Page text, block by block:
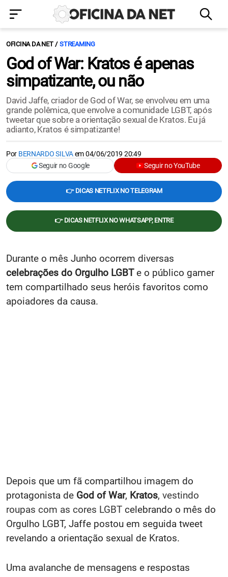
OFICINA DA NET STREAMING
God of War: Kratos é apenas
simpatizante, ou não
David Jaffe, criador de God of War, se envolveu em uma
grande polêmica, que envolve a comunidade LGBT, após
tweetar que sobre a orientação sexual de Kratos. Eu já
adianto, Kratos é simpatizante!
Por BERNARDO SILVAem04/06/2019 20:49
Seguir no Google
Seguir no YouTube
👉 DICAS NETFLIX NO TELEGRAM
👉 DICAS NETFLIX NO WHATSAPP, ENTRE
Durante o mês Junho ocorrem diversas
celebrações do Orgulho LGBTe o público gamer
tem compartilhado seus heróis favoritos como
apoiadores da causa.
Depois que um fã compartilhou imagem do
protagonista de God of War, Kratos, vestindo
roupas com as cores LGBT celebrando o mês do
Orgulho LGBT, Jaffe postou em seguida tweet
revelando a orientação sexual de Kratos.
Uma avalanche de mensagens e respostas